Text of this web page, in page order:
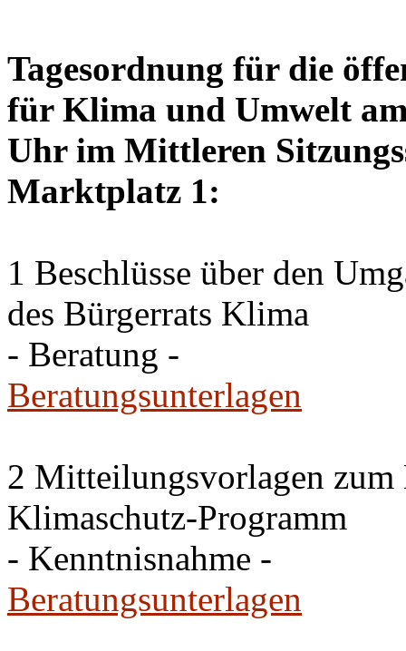
Tagesordnung für die
für Klima und Umwelt
Uhr im Mittleren
Marktplatz 1:
1 Beschlüsse über den
des Bürgerrats Klima
- Beratung -
Beratungsunterlagen
2 Mitteilungsvorlagen zum
Klimaschutz-Programm
- Kenntnisnahme -
Beratungsunterlagen